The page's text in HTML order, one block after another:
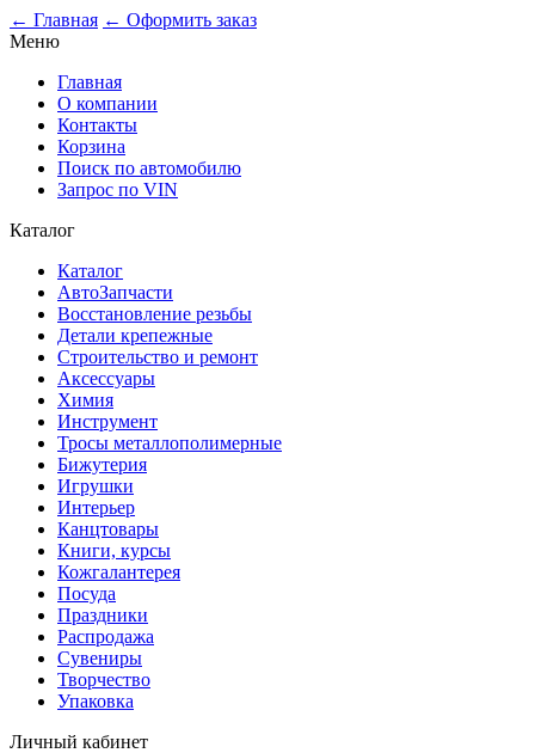
← Главная ← Оформить заказ
Меню
Главная
О компании
Контакты
Корзина
Поиск по автомобилю
Запрос по VIN
Каталог
Каталог
АвтоЗапчасти
Восстановление резьбы
Детали крепежные
Строительство и ремонт
Аксессуары
Химия
Инструмент
Тросы металлополимерные
Бижутерия
Игрушки
Интерьер
Канцтовары
Книги, курсы
Кожгалантерея
Посуда
Праздники
Распродажа
Сувениры
Творчество
Упаковка
Личный кабинет